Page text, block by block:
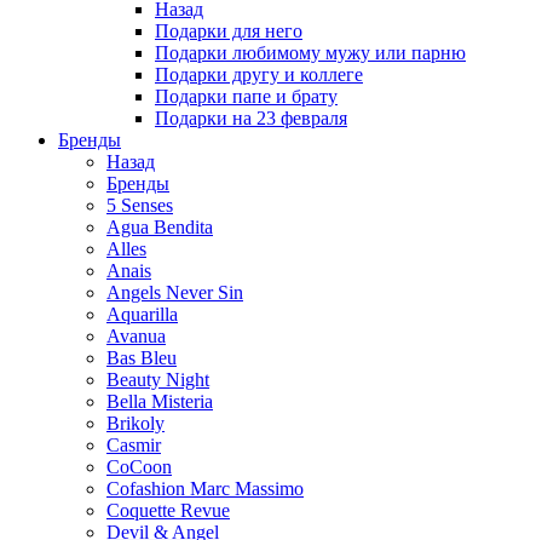
Назад
Подарки для него
Подарки любимому мужу или парню
Подарки другу и коллеге
Подарки папе и брату
Подарки на 23 февраля
Бренды
Назад
Бренды
5 Senses
Agua Bendita
Alles
Anais
Angels Never Sin
Aquarilla
Avanua
Bas Bleu
Beauty Night
Bella Misteria
Brikoly
Casmir
CoCoon
Cofashion Marc Massimo
Coquette Revue
Devil & Angel